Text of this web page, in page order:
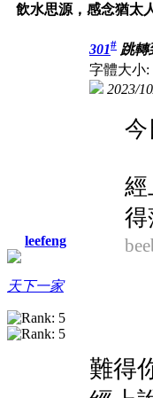
飲水思源，感念猶太
leefeng
天下一家
301# 跳
字體大小:
2023/
今
經
得
難得